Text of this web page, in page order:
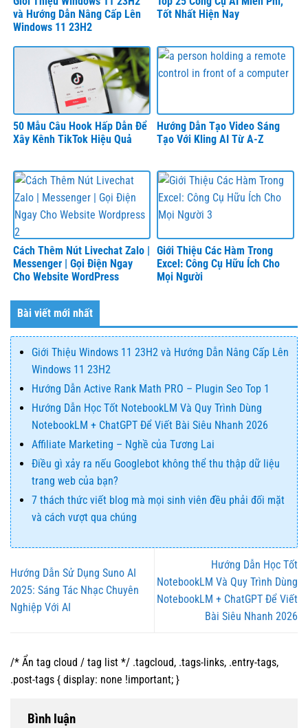
và Hướng Dẫn Nâng Cấp Lên
Windows 11 23H2
Tốt Nhất Hiện Nay
50 Mẫu Câu Hook Hấp Dẫn Để
Xây Kênh TikTok Hiệu Quả
Hướng Dẫn Tạo Video Sáng
Tạo Với Kling AI Từ A-Z
Cách Thêm Nút Livechat Zalo |
Messenger | Gọi Điện Ngay
Cho Website WordPress
Giới Thiệu Các Hàm Trong
Excel: Công Cụ Hữu Ích Cho
Mọi Người
Bài viết mới nhất
Giới Thiệu Windows 11 23H2 và Hướng Dẫn Nâng Cấp Lên
Windows 11 23H2
Hướng Dẫn Active Rank Math PRO – Plugin Seo Top 1
Hướng Dẫn Học Tốt NotebookLM Và Quy Trình Dùng
NotebookLM + ChatGPT Để Viết Bài Siêu Nhanh 2026
Affiliate Marketing – Nghề của Tương Lai
Điều gì xảy ra nếu Googlebot không thể thu thập dữ liệu
trang web của bạn?
7 thách thức viết blog mà mọi sinh viên đều phải đối mặt
và cách vượt qua chúng
Hướng Dẫn Sử Dụng Suno AI
2025: Sáng Tác Nhạc Chuyên
Nghiệp Với AI
Hướng Dẫn Học Tốt
NotebookLM Và Quy Trình Dùng
NotebookLM + ChatGPT Để Viết
Bài Siêu Nhanh 2026
/* Ẩn tag cloud / tag list */ .tagcloud, .tags-links, .entry-tags,
.post-tags { display: none !important; }
Bình luận